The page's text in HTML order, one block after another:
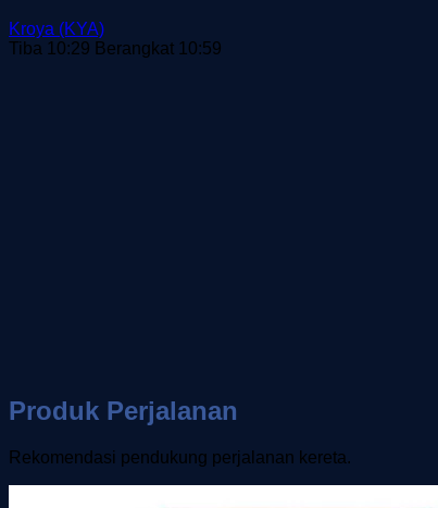
Kroya (KYA)
Tiba 10:29 Berangkat 10:59
Produk Perjalanan
Rekomendasi pendukung perjalanan kereta.